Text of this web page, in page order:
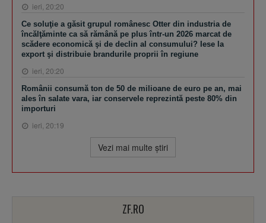
ieri, 20:20
Ce soluţie a găsit grupul românesc Otter din industria de
încălţăminte ca să rămână pe plus într-un 2026 marcat de
scădere economică şi de declin al consumului? Iese la
export şi distribuie brandurile proprii în regiune
ieri, 20:20
Românii consumă ton de 50 de milioane de euro pe an, mai
ales în salate vara, iar conservele reprezintă peste 80% din
importuri
ieri, 20:19
Vezi mai multe ştiri
ZF.RO